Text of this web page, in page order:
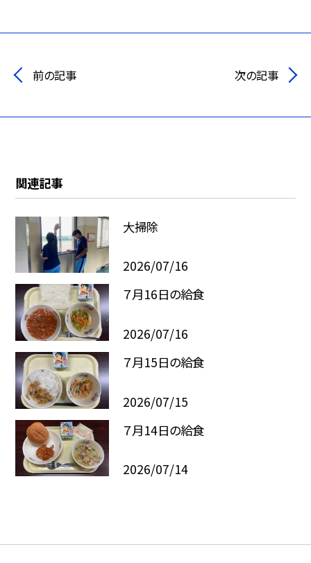
前の記事 次の記事
関連記事
大掃除
2026/07/16
７月16日の給食
2026/07/16
７月15日の給食
2026/07/15
７月14日の給食
2026/07/14